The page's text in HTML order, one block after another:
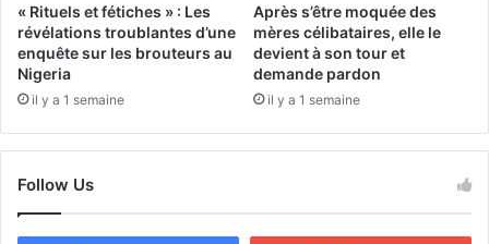
« Rituels et fétiches » : Les
révélations troublantes d’une
enquête sur les brouteurs au
Nigeria
il y a 1 semaine
Après s’être moquée des
mères célibataires, elle le
devient à son tour et
demande pardon
il y a 1 semaine
Follow Us